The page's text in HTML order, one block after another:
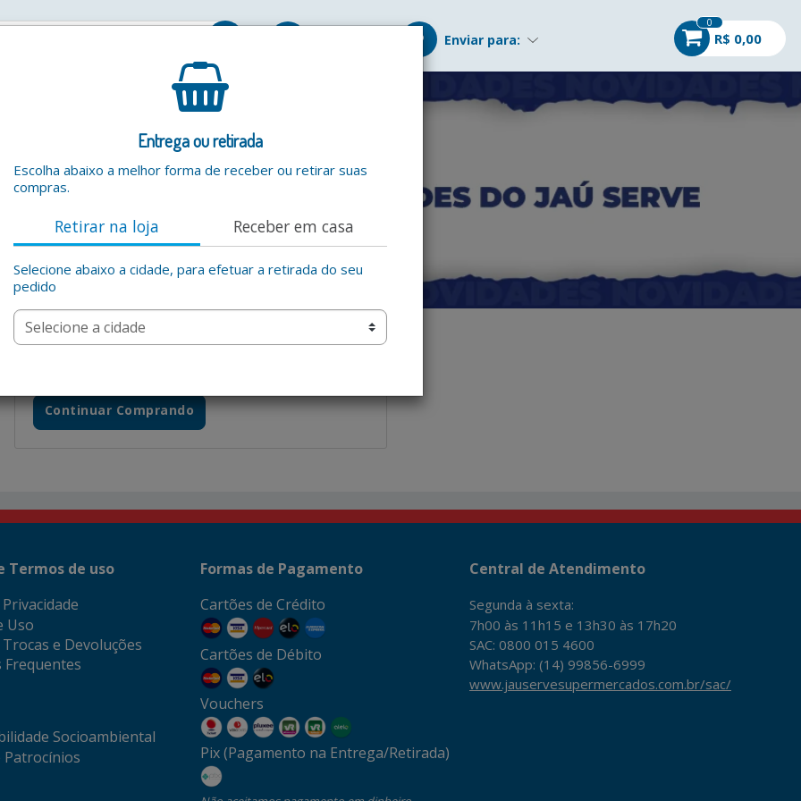
Enviar para:
0
R$ 0,00
Entrega ou retirada
Escolha abaixo a melhor forma de receber ou retirar suas
compras.
Retirar na loja Receber em casa
Selecione abaixo a cidade, para efetuar a retirada do seu
pedido
Continuar Comprando
Termos de uso
Uso
e Devoluções
Socioambiental
Patrocínios
Formas de Pagamento
Cartões de Crédito
Cartões de Débito
Vouchers
Pix (Pagamento na Entrega/Retirada)
Central de Atendimento
Segunda à sexta:
7h00 às 11h15 e 13h30 às 17h20
SAC: 0800 015 4600
WhatsApp: (14) 99856-6999
www.jauservesupermercados.com.br/sac/